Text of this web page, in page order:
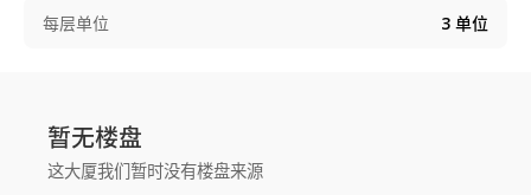
每层单位 3 单位
暂无楼盘
这大厦我们暂时没有楼盘来源